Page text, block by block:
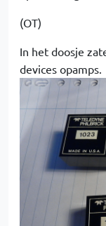
(OT)
In het doosje
devices opamps.